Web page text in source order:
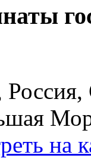
Россия,
на